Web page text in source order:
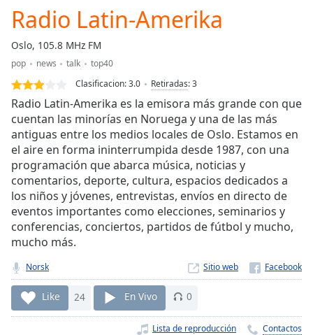
Current
Time0:00
Duration
Loaded:
0.00%
Stream
TypeLIVE
Seek to
live,
currently
behind
live
LIVE
Remaining
Time -
Playback
Rate
Chapters
Radio Latin-Amerika
Oslo, 105.8 MHz FM
pop news talk
top40
Clasificacion:3.0 Retiradas:3
Radio Latin-Amerika es la emisora más grande con que
cuentan las minorías en Noruega y una de las más
antiguas entre los medios locales de Oslo. Estamos en
el aire en forma ininterrumpida desde 1987, con una
programación que abarca música, noticias y
comentarios, deporte, cultura, espacios dedicados a
los niños y jóvenes, entrevistas, envíos en directo de
eventos importantes como elecciones, seminarios y
conferencias, conciertos, partidos de fútbol y mucho,
mucho más.
Norsk Sitio web
Like 24 En Vivo 0
Lista de reproducción Contactos